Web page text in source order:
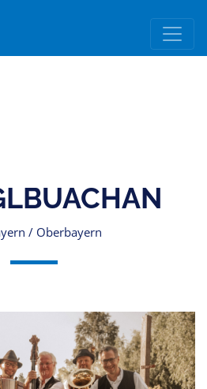
/ Oberbayern